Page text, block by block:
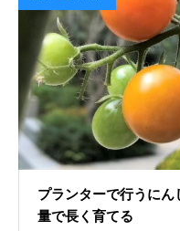
プランターで行うに
量で長く育てる